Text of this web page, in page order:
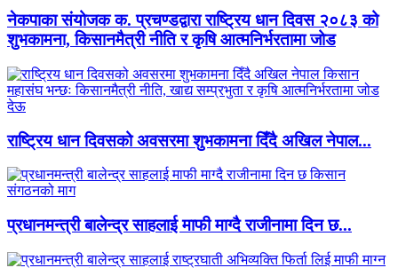
नेकपाका संयोजक क. प्रचण्डद्वारा राष्ट्रिय धान दिवस २०८३ को
शुभकामना, किसानमैत्री नीति र कृषि आत्मनिर्भरतामा जोड
राष्ट्रिय धान दिवसको अवसरमा शुभकामना दिँदै अखिल नेपाल...
प्रधानमन्त्री बालेन्द्र साहलाई माफी माग्दै राजीनामा दिन छ...